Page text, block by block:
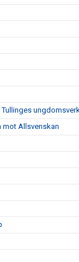
mot Allsvenskan